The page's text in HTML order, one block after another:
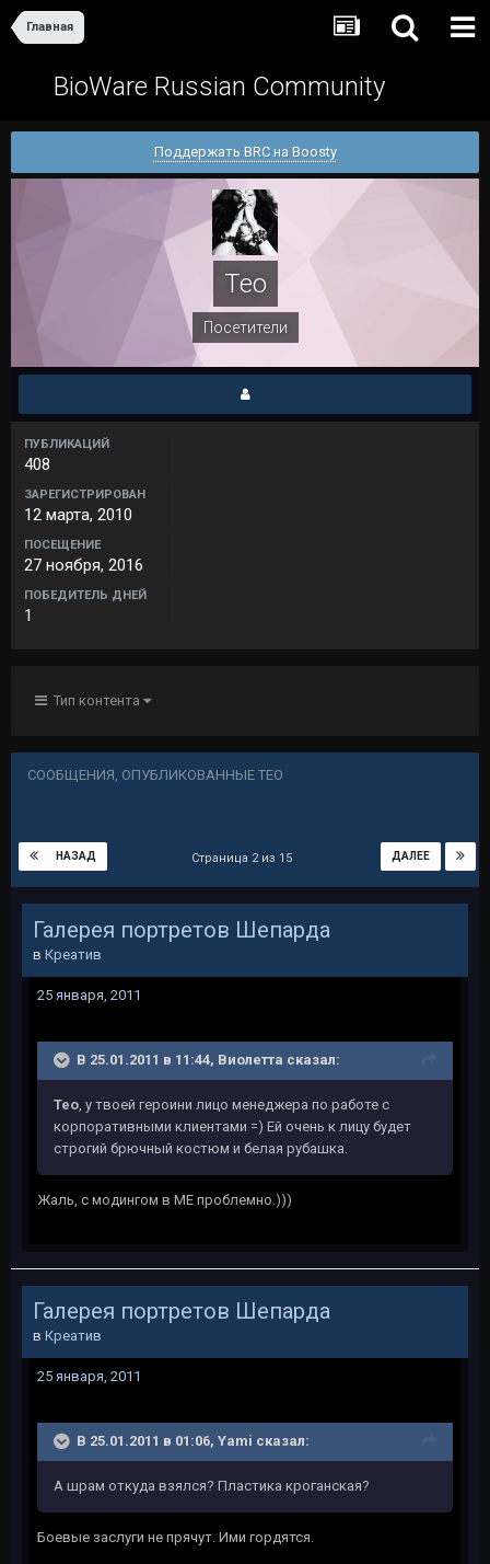
Главная
BioWare Russian Community
Поддержать BRC на Boosty
Тео
Посетители
ПУБЛИКАЦИЙ
408
ЗАРЕГИСТРИРОВАН
12 марта, 2010
ПОСЕЩЕНИЕ
27 ноября, 2016
ПОБЕДИТЕЛЬ ДНЕЙ
1
Тип контента
СООБЩЕНИЯ, ОПУБЛИКОВАННЫЕ ТЕО
НАЗАД ДАЛЕЕ
Страница 2 из 15
Галерея портретов Шепарда
в Креатив
25 января, 2011
В 25.01.2011 в 11:44, Виолетта сказал:
Тео , у твоей героини лицо менеджера по работе с
корпоративными клиентами =) Ей очень к лицу будет
строгий брючный костюм и белая рубашка.
Жаль, с модингом в МЕ проблемно.)))
Галерея портретов Шепарда
в Креатив
25 января, 2011
В 25.01.2011 в 01:06, Yami сказал:
А шрам откуда взялся? Пластика кроганская?
Боевые заслуги не прячут. Ими гордятся.